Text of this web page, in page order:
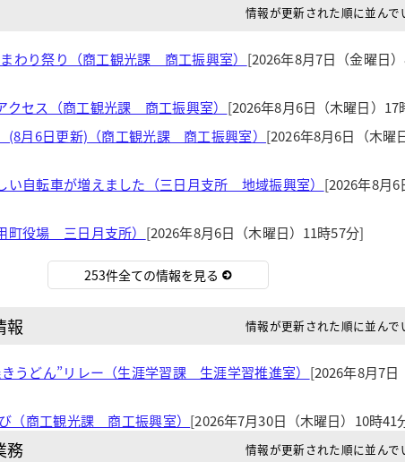
情報が更新された順に並んで
わり祭り（商工観光課 商工振興室） [2026年8月7日（金曜日
セス（商工観光課 商工振興室） [2026年8月6日（木曜日）17
月6日更新)（商工観光課 商工振興室） [2026年8月6日（木曜
い自転車が増えました（三日月支所 地域振興室） [2026年8月6
町役場 三日月支所） [2026年8月6日（木曜日）11時57分]
253件全ての情報を見る
報 情報が更新された順に並んで
うどん”リレー（生涯学習課 生涯学習推進室） [2026年8月7日
（商工観光課 商工振興室） [2026年7月30日（木曜日）10時41
務 情報が更新された順に並んで